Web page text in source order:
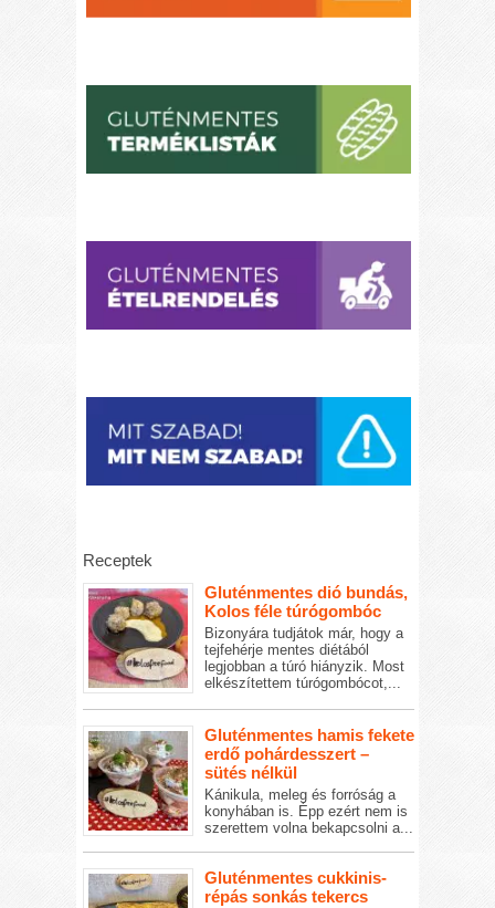
Receptek
Gluténmentes dió bundás,
Kolos féle túrógombóc
Bizonyára tudjátok már, hogy a
tejfehérje mentes diétából
legjobban a túró hiányzik. Most
elkészítettem túrógombócot,...
Gluténmentes hamis fekete
erdő pohárdesszert –
sütés nélkül
Kánikula, meleg és forróság a
konyhában is. Épp ezért nem is
szerettem volna bekapcsolni a...
Gluténmentes cukkinis-
répás sonkás tekercs